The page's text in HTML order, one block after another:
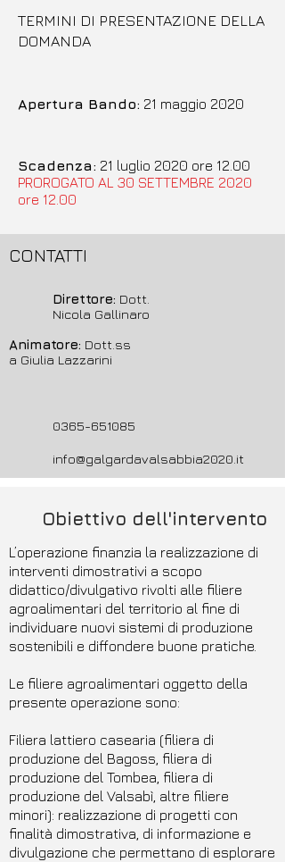
TERMINI DI PRESENTAZIONE DELLA
DOMANDA
Apertura Bando: 21 maggio 2020
Scadenza: 21 luglio 2020 ore 12.00
PROROGATO AL 30 SETTEMBRE 2020
ore 12.00
CONTATTI
Direttore: Dott.
Nicola Gallinaro
Animatore: Dott.ss
a Giulia Lazzarini
0365-651085
info@galgardavalsabbia2020.it
Obiettivo dell'intervento
L’operazione finanzia la realizzazione di
interventi dimostrativi a scopo
didattico/divulgativo rivolti alle filiere
agroalimentari del territorio al fine di
individuare nuovi sistemi di produzione
sostenibili e diffondere buone pratiche.
Le filiere agroalimentari oggetto della
presente operazione sono:
Filiera lattiero casearia (filiera di
produzione del Bagoss, filiera di
produzione del Tombea, filiera di
produzione del Valsabì, altre filiere
minori): realizzazione di progetti con
finalità dimostrativa, di informazione e
divulgazione che permettano di esplorare